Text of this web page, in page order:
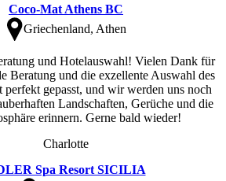
Coco-Mat Athens BC
Griechenland, Athen
und Hotelauswahl! Vielen Dank für
Beratung und die exzellente Auswahl des
perfekt gepasst, und wir werden uns noch
Landschaften, Gerüche und die
erinnern. Gerne bald wieder!
Charlotte
Spa Resort SICILIA